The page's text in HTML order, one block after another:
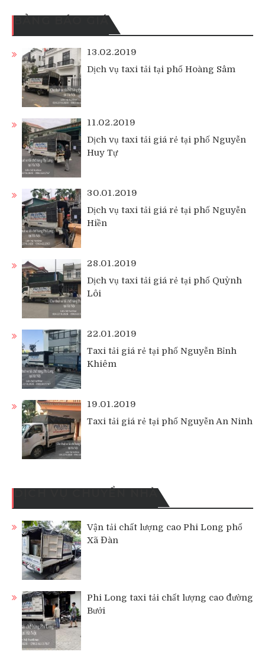
BẢNG BÁO GIÁ
13.02.2019
Dịch vụ taxi tải tại phố Hoàng Sâm
11.02.2019
Dịch vụ taxi tải giá rẻ tại phố Nguyễn
Huy Tự
30.01.2019
Dịch vụ taxi tải giá rẻ tại phố Nguyễn
Hiền
28.01.2019
Dịch vụ taxi tải giá rẻ tại phố Quỳnh
Lôi
22.01.2019
Taxi tải giá rẻ tại phố Nguyễn Bỉnh
Khiêm
19.01.2019
Taxi tải giá rẻ tại phố Nguyễn An Ninh
DỊCH VỤ CHUYỂN NHÀ
Vận tải chất lượng cao Phi Long phố
Xã Đàn
Phi Long taxi tải chất lượng cao đường
Bưởi